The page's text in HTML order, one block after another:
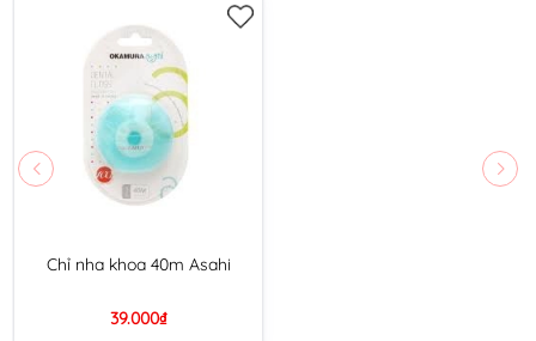
Chỉ nha khoa 40m Asahi
39.000₫